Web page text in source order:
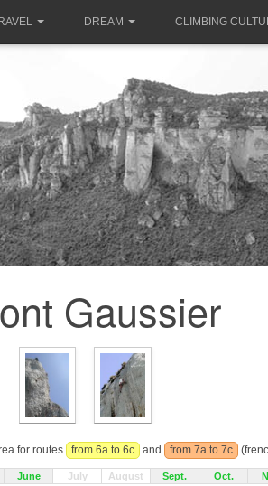
DREAM CLIMBING
Gaussier
for routes from 6a to 6c and from 7a to 7c
June July August Sept. Oct.